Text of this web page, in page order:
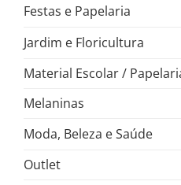
Festas e Papelaria
Jardim e Floricultura
Material Escolar /
Melaninas
Moda, Beleza e Saúde
Outlet